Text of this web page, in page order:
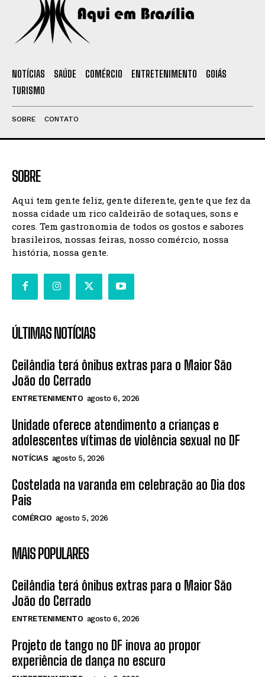
NOTÍCIAS SAÚDE COMÉRCIO ENTRETENIMENTO
GOIÁS
TURISMO
SOBRE CONTATO
SOBRE
Aqui tem gente feliz, gente diferente, gente que fez da
nossa cidade um rico caldeirão de sotaques, sons e
cores. Tem gastronomia de todos os gostos e sabores
brasileiros, nossas feiras, nosso comércio, nossa
história, nossa gente.
ÚLTIMAS NOTÍCIAS
Ceilândia terá ônibus extras para o Maior São
João do Cerrado
ENTRETENIMENTO agosto 6, 2026
Unidade oferece atendimento a crianças e
adolescentes vítimas de violência sexual no DF
NOTÍCIAS agosto 5, 2026
Costelada na varanda em celebração ao Dia dos
Pais
COMÉRCIO agosto 5, 2026
MAIS POPULARES
Ceilândia terá ônibus extras para o Maior São
João do Cerrado
ENTRETENIMENTO agosto 6, 2026
Projeto de tango no DF inova ao propor
experiência de dança no escuro